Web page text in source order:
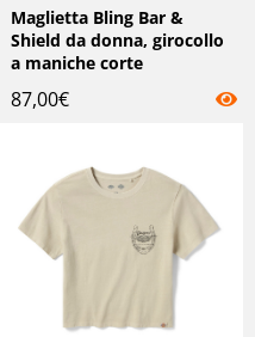
Maglietta Bling Bar &
Shield da donna, girocollo
a maniche corte
87,00€